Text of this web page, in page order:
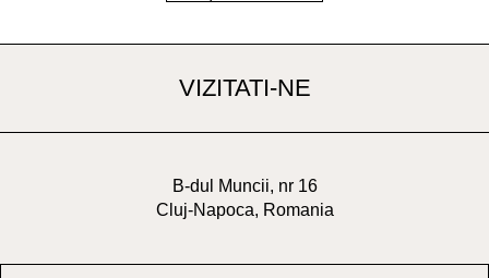
VIZITATI-NE
B-dul Muncii, nr 16
Cluj-Napoca, Romania